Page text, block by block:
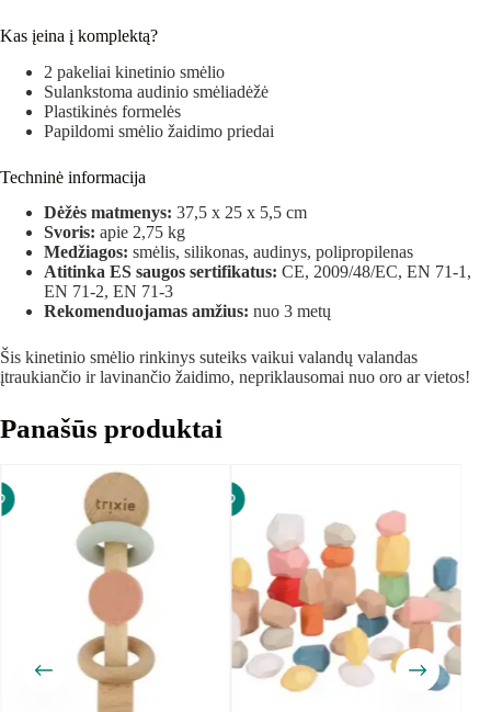
Kas įeina į komplektą?
2 pakeliai kinetinio smėlio
Sulankstoma audinio smėliadėžė
Plastikinės formelės
Papildomi smėlio žaidimo priedai
Techninė informacija
Dėžės matmenys: 37,5 x 25 x 5,5 cm
Svoris: apie 2,75 kg
Medžiagos: smėlis, silikonas, audinys, polipropilenas
Atitinka ES saugos sertifikatus: CE, 2009/48/EC, EN 71-1,
EN 71-2, EN 71-3
Rekomenduojamas amžius: nuo 3 metų
Šis kinetinio smėlio rinkinys suteiks vaikui valandų valandas
įtraukiančio ir lavinančio žaidimo, nepriklausomai nuo oro ar vietos!
Panašūs produktai